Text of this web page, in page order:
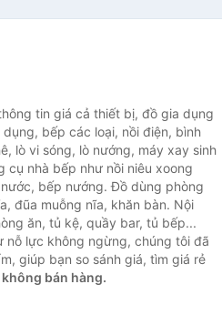
tin giá cả thiết bị, đồ gia dụng
bếp các loại, nồi điện, bình
lò vi sóng, lò nướng, máy xay sinh
cụ nhà bếp như nồi niêu xoong
bếp nướng. Đồ dùng phòng
đũa muỗng nĩa, khăn bàn. Nội
ăn, tủ kệ, quầy bar, tủ bếp...
nỗ lực không ngừng, chúng tôi đã
giúp bạn so sánh giá, tìm giá rẻ
bán hàng.